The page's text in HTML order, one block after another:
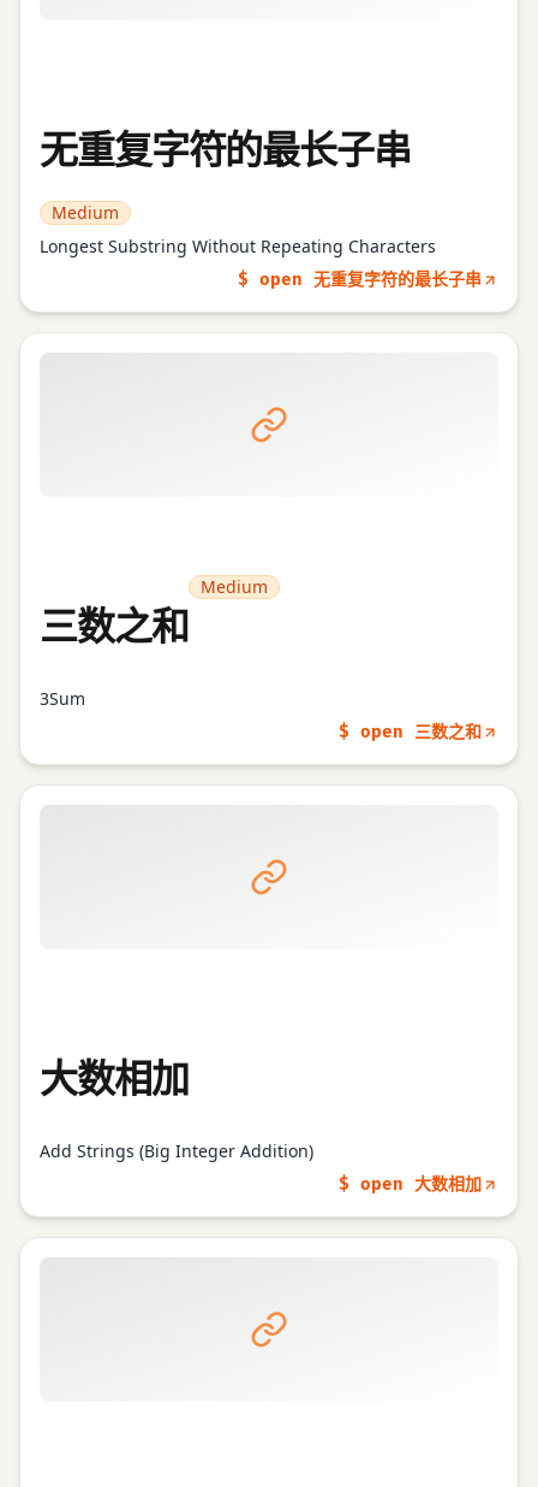
无重复字符的最长子串
Medium
Longest Substring Without Repeating Characters
$ open 无重复字符的最长子串
三数之和
Medium
3Sum
$ open 三数之和
大数相加
Add Strings (Big Integer Addition)
$ open 大数相加